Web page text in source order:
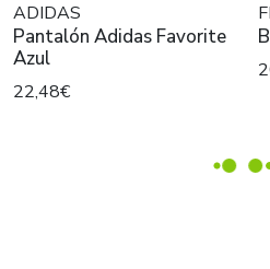
ADIDAS
Pantalón Adidas Favorite
Azul
22,48€